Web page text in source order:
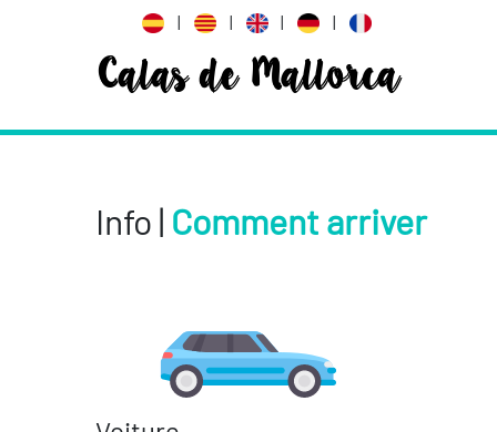
| | | |
Calas de Mallorca
Info | Comment arriver